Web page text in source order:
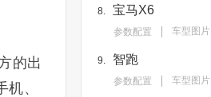
的出
、
8. 宝马X6
参数配置 车型图片
9. 智跑
参数配置 车型图片